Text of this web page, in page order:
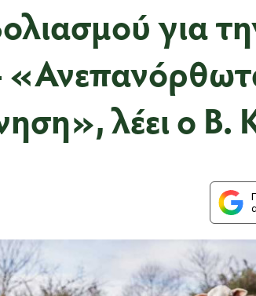
για
λέει ο Β.